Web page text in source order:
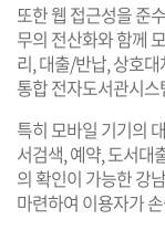
또한 웹 접근성을 준
무의 전산화와 함께
리, 대출/반납, 상호
통합 전자도서관시
특히 모바일 기기의
서검색, 예약, 도서대
의 확인이 가능한 강
마련하여 이용자가